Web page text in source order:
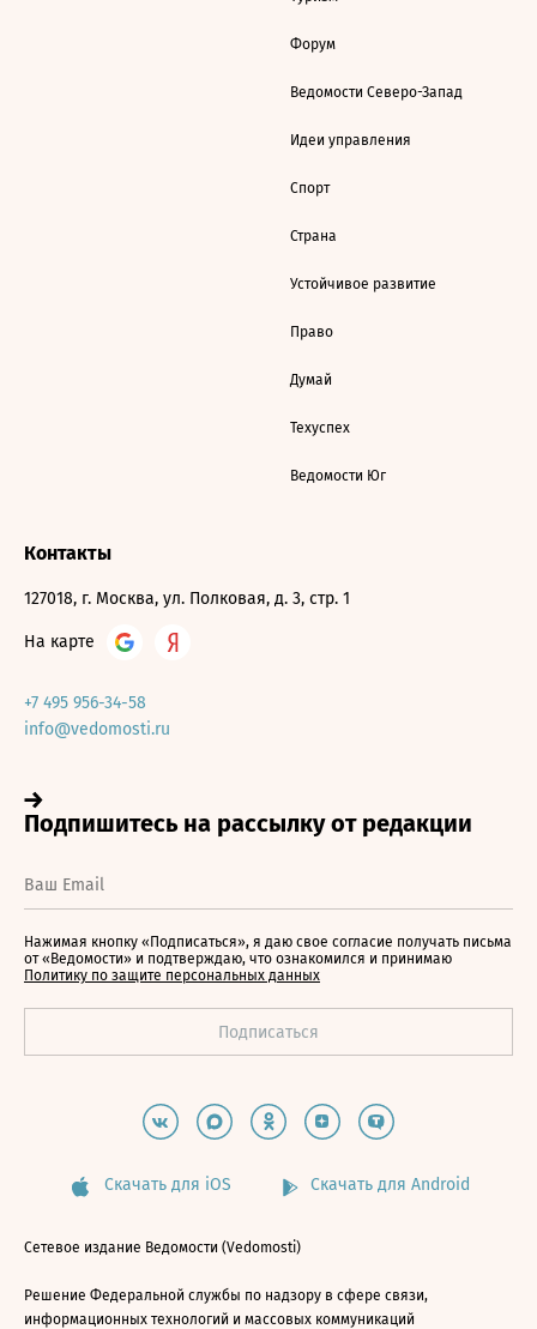
Форум
Ведомости Северо-Запад
Идеи управления
Спорт
Страна
Устойчивое развитие
Право
Думай
Техуспех
Ведомости Юг
Контакты
127018, г. Москва, ул. Полковая, д. 3, стр. 1
На карте
+7 495 956-34-58
info@vedomosti.ru
Нажимая кнопку «Подписаться», я даю свое согласие получать письма
от «Ведомости» и подтверждаю, что ознакомился и принимаю
Политику по защите персональных данных
Скачать для iOS Скачать для Android
Сетевое издание Ведомости (Vedomosti)
Решение Федеральной службы по надзору в сфере связи,
информационных технологий и массовых коммуникаций